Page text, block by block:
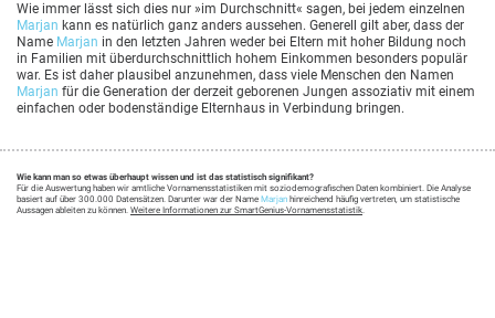
Wie immer lässt sich dies nur »im Durchschnitt« sagen, bei jedem einzelnen
Marjan kann es natürlich ganz anders aussehen. Generell gilt aber, dass der
Name Marjan in den letzten Jahren weder bei Eltern mit hoher Bildung noch
in Familien mit überdurchschnittlich hohem Einkommen besonders populär
war. Es ist daher plausibel anzunehmen, dass viele Menschen den Namen
Marjan für die Generation der derzeit geborenen Jungen assoziativ mit einem
einfachen oder bodenständige Elternhaus in Verbindung bringen.
Wie kann man so etwas überhaupt wissen und ist das statistisch signifikant?
Für die Auswertung haben wir amtliche Vornamensstatistiken mit soziodemografischen Daten kombiniert. Die Analyse
basiert auf über 300.000 Datensätzen. Darunter war der Name Marjan hinreichend häufig vertreten, um statistische
Aussagen ableiten zu können. Weitere Informationen zur SmartGenius-Vornamensstatistik.